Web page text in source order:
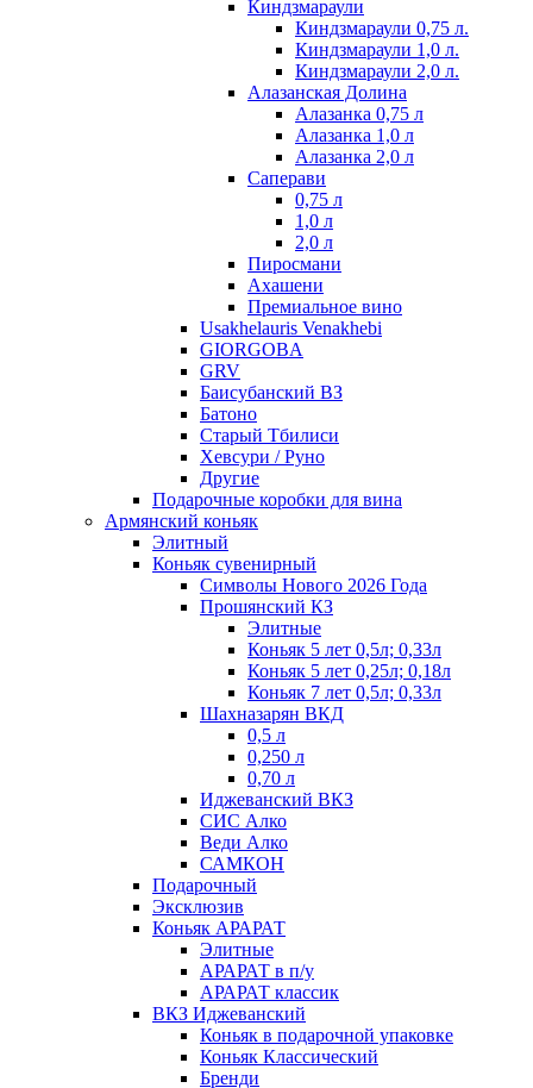
Киндзмараули
Киндзмараули 0,75 л.
Киндзмараули 1,0 л.
Киндзмараули 2,0 л.
Алазанская Долина
Алазанка 0,75 л
Алазанка 1,0 л
Алазанка 2,0 л
Саперави
0,75 л
1,0 л
2,0 л
Пиросмани
Ахашени
Премиальное вино
Usakhelauris Venakhebi
GIORGOBA
GRV
Баисубанский ВЗ
Батоно
Старый Тбилиси
Хевсури / Руно
Другие
Подарочные коробки для вина
Армянский коньяк
Элитный
Коньяк сувенирный
Символы Нового 2026 Года
Прошянский КЗ
Элитные
Коньяк 5 лет 0,5л; 0,33л
Коньяк 5 лет 0,25л; 0,18л
Коньяк 7 лет 0,5л; 0,33л
Шахназарян ВКД
0,5 л
0,250 л
0,70 л
Иджеванский ВКЗ
СИС Алко
Веди Алко
САМКОН
Подарочный
Эксклюзив
Коньяк АРАРАТ
Элитные
АРАРАТ в п/у
АРАРАТ классик
ВКЗ Иджеванский
Коньяк в подарочной упаковке
Коньяк Классический
Бренди